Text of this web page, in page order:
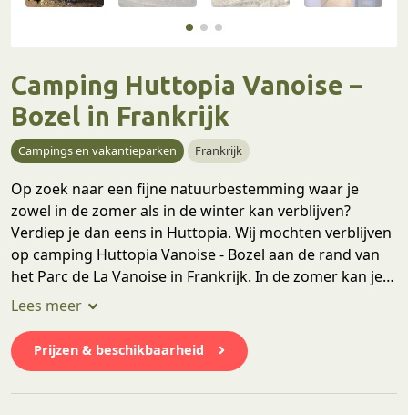
Camping Huttopia Vanoise –
Bozel in Frankrijk
Campings en vakantieparken Frankrijk
Op zoek naar een fijne natuurbestemming waar je
zowel in de zomer als in de winter kan verblijven?
Verdiep je dan eens in Huttopia. Wij mochten verblijven
op camping Huttopia Vanoise - Bozel aan de rand van
het Parc de La Vanoise in Frankrijk. In de zomer kan je
kiezen uit verschillende typen staanplaatsen op diverse
chalets. In de winter zijn de chalets ook te huur. Hier
beleef je een zomer- of wintervakantie midden in de
Prijzen & beschikbaarheid